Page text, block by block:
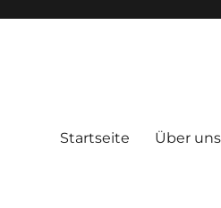
Startseite Über uns